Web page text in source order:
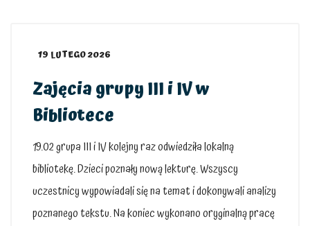
19 LUTEGO 2026
Zajęcia grupy III i IV w
Bibliotece
19.02 grupa III i IV kolejny raz odwiedziła lokalną
bibliotekę. Dzieci poznały nową lekturę. Wszyscy
uczestnicy wypowiadali się na temat i dokonywali analizy
poznanego tekstu. Na koniec wykonano oryginalną pracę